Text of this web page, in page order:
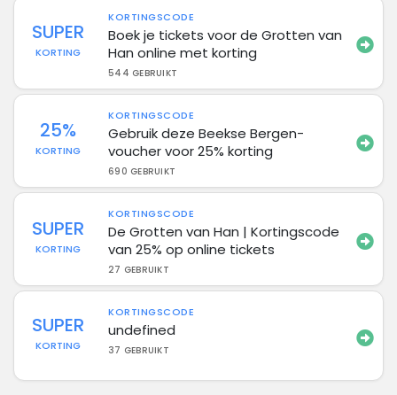
SUPER
KORTING
KORTINGSCODE
Boek je tickets voor de Grotten van
Han online met korting
544 GEBRUIKT
25%
KORTING
KORTINGSCODE
Gebruik deze Beekse Bergen-
voucher voor 25% korting
690 GEBRUIKT
SUPER
KORTING
KORTINGSCODE
De Grotten van Han | Kortingscode
van 25% op online tickets
27 GEBRUIKT
SUPER
KORTING
KORTINGSCODE
undefined
37 GEBRUIKT